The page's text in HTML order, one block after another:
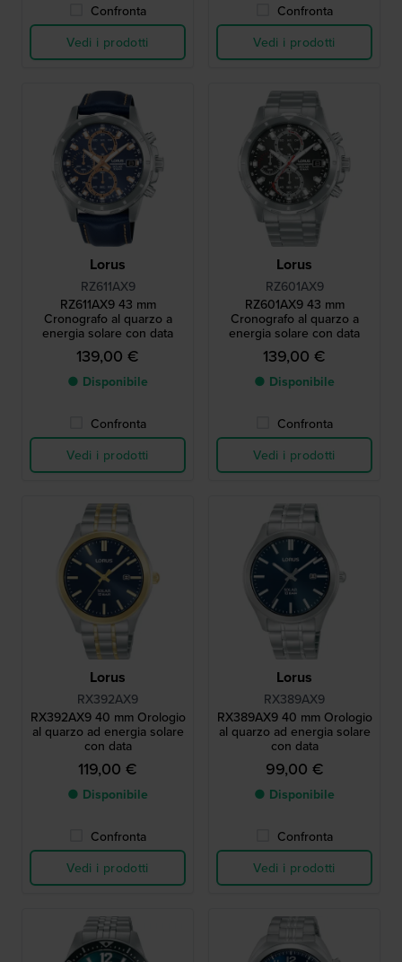
Confronta
Vedi i prodotti
Confronta
Vedi i prodotti
Lorus
RZ611AX9
RZ611AX9 43 mm
Cronografo al quarzo a
energia solare con data
139,00 €
● Disponibile
Confronta
Vedi i prodotti
Lorus
RZ601AX9
RZ601AX9 43 mm
Cronografo al quarzo a
energia solare con data
139,00 €
● Disponibile
Confronta
Vedi i prodotti
Lorus
RX392AX9
RX392AX9 40 mm Orologio
al quarzo ad energia solare
con data
119,00 €
● Disponibile
Confronta
Vedi i prodotti
Lorus
RX389AX9
RX389AX9 40 mm Orologio
al quarzo ad energia solare
con data
99,00 €
● Disponibile
Confronta
Vedi i prodotti